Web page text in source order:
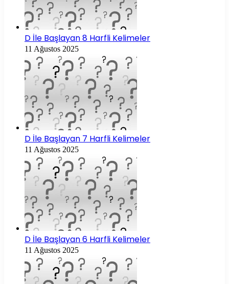
D İle Başlayan 8 Harfli Kelimeler
11 Ağustos 2025
D İle Başlayan 7 Harfli Kelimeler
11 Ağustos 2025
D İle Başlayan 6 Harfli Kelimeler
11 Ağustos 2025